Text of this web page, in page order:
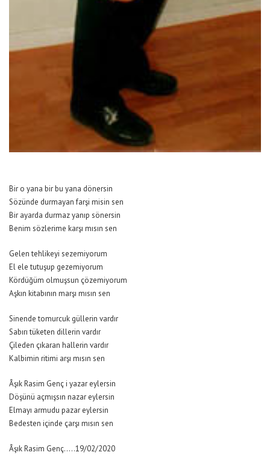
Bir o yana bir bu yana dönersin
Sözünde durmayan farşi misin sen
Bir ayarda durmaz yanıp sönersin
Benim sözlerime karşı mısın sen
Gelen tehlikeyi sezemiyorum
El ele tutuşup gezemiyorum
Kördüğüm olmuşsun çözemiyorum
Aşkın kitabının marşı mısın sen
Sinende tomurcuk güllerin vardır
Sabırı tüketen dillerin vardır
Çileden çıkaran hallerin vardır
Kalbimin ritimi arşı mısın sen
Âşık Rasim Genç i yazar eylersin
Döşünü açmışsın nazar eylersin
Elmayı armudu pazar eylersin
Bedesten içinde çarşı mısın sen
Âşık Rasim Genç…..19/02/2020